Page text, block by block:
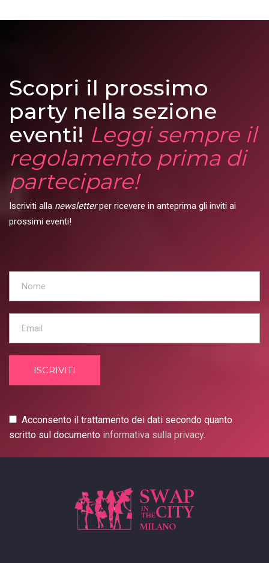
Scopri il prossimo
party nella sezione
eventi! Leggi sempre il
regolamento prima di
partecipare!
Iscriviti alla newsletterper ricevere in anteprima gli inviti ai
prossimi eventi!
ISCRIVITI
Acconsento il trattamento dei dati secondo quanto
scritto sul documento informativa sulla privacy.